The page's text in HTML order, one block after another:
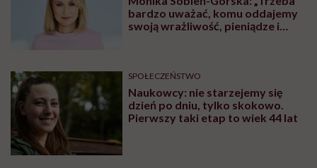
bardzo uważać, komu oddajemy
swoją wrażliwość, pieniądze i
SPOŁECZEŃSTWO
Naukowcy: nie starzejemy się
dzień po dniu, tylko skokowo.
Pierwszy taki etap to wiek 44 lat